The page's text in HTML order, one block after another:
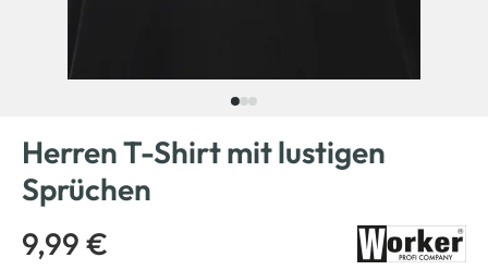
Herren T-Shirt mit lustigen
Sprüchen
9,99 €